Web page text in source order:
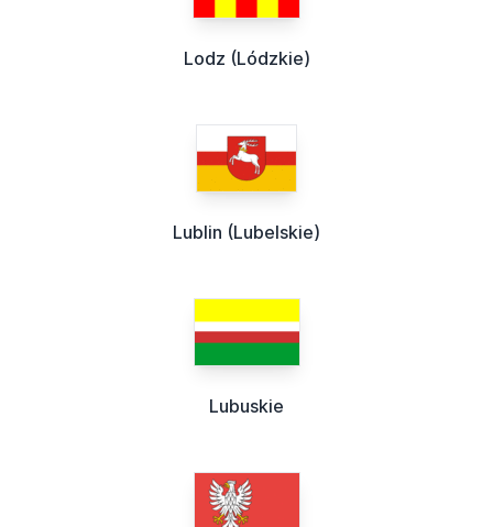
Lodz (Lódzkie)
Lublin (Lubelskie)
Lubuskie